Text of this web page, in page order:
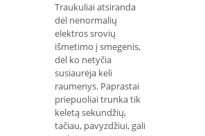
Traukuliai atsiranda
dėl nenormalių
elektros srovių
išmetimo į smegenis,
dėl ko netyčia
susiaurėja keli
raumenys. Paprastai
priepuoliai trunka tik
keletą sekundžių,
tačiau, pavyzdžiui, gali